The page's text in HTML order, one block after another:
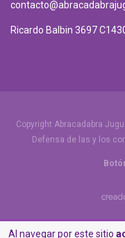
Al navegar por este sitio
Ricardo Balbin 3697
Copyright Abracadabra
Defensa de las y los